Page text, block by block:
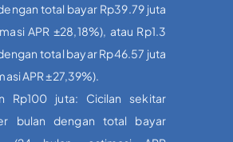
total bayar Rp39.79 juta
APR ±28,18%), atau Rp1.3
total bayar Rp46.57 juta
APR ±27,39%).
Rp100 juta: Cicilan sekitar
bulan dengan total bayar